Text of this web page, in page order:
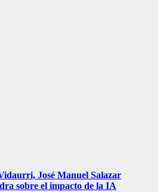
José Manuel Salazar
sobre el impacto de la IA